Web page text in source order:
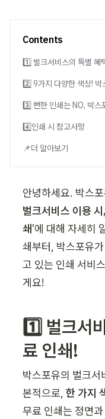
Contents
1️⃣ 벌크서비스의 특별 혜
2️⃣ 9가지 다양한 색상! 박
3️⃣ 뻔한 인쇄는 NO, 박스
4️⃣인쇄 시 참고사항
📌더 알아보기
벌크서비스 이용
쇄’에 대해 자세히
쇄부터, 박스포유
고 있는 인쇄 서비
게요!
1️⃣ 벌크서
료 인쇄!
박스포유의 벌크
본적으로, 한 가지
무료 인쇄는 정면